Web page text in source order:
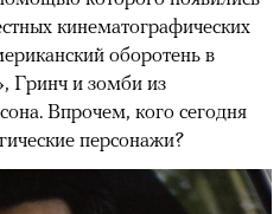
кинематографических
оборотень в
Гринч и зомби из
Впрочем, кого сегодня
персонажи?